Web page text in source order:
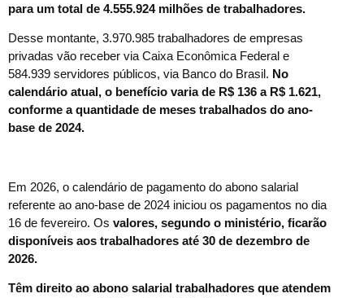
para um total de 4.555.924 milhões de trabalhadores.
Desse montante, 3.970.985 trabalhadores de empresas
privadas vão receber via Caixa Econômica Federal e
584.939 servidores públicos, via Banco do Brasil. No
calendário atual, o benefício varia de R$ 136 a R$ 1.621,
conforme a quantidade de meses trabalhados do ano-
base de 2024.
Em 2026, o calendário de pagamento do abono salarial
referente ao ano-base de 2024 iniciou os pagamentos no dia
16 de fevereiro. Os valores, segundo o ministério, ficarão
disponíveis aos trabalhadores até 30 de dezembro de
2026.
Têm direito ao abono salarial trabalhadores que atendem